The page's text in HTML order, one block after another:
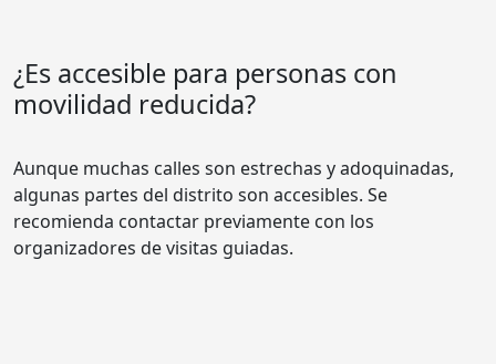
¿Es accesible para personas con
movilidad reducida?
Aunque muchas calles son estrechas y adoquinadas,
algunas partes del distrito son accesibles. Se
recomienda contactar previamente con los
organizadores de visitas guiadas.